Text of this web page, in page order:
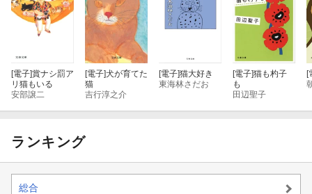
[電子]賞ナシ罰ア
リ猫もいる
安部譲二
[電子]犬が育てた
猫
吉行淳之介
[電子]猫大好き
東海林さだお
[電子]猫も杓子
も
田辺聖子
[
ランキング
総合